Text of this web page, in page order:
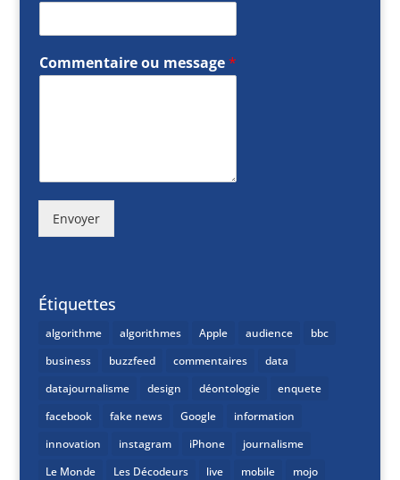
Commentaire ou message*
Envoyer
Étiquettes
algorithme algorithmes Apple audience
bbc
business
buzzfeed commentaires
data
datajournalisme
design déontologie
enquete
facebook
fake news Google
information
innovation
instagram iPhone
journalisme
Le Monde
Les Décodeurs live mobile mojo